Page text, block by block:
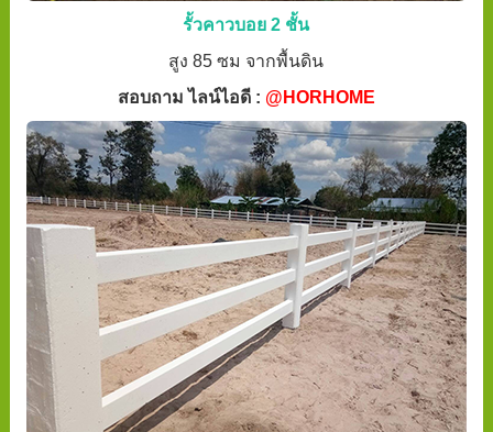
รั้วคาวบอย 2 ชั้น
สูง 85 ซม จากพื้นดิน
สอบถาม ไลน์ไอดี : @HORHOME